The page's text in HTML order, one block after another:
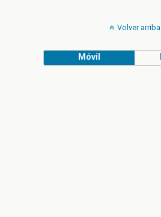
Volver arriba
Móvil